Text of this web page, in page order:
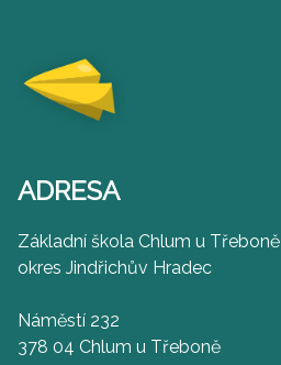
ADRESA
Základní škola Chlum u Třeboně
okres Jindřichův Hradec
Náměstí 232
378 04 Chlum u Třeboně